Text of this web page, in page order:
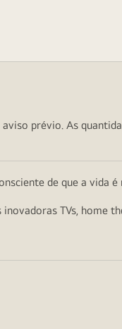
prévio. As
de que a vida
TVs, home